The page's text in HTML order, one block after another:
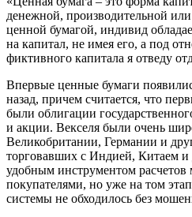
денежной, производительной
ценной бумагой, индивид
на капитал, не имея его, а под
фиктивного капитала я отведу
Впервые ценные бумаги
назад, причем считается, что
были облигации
и акции. Векселя были очень
Великобритании, Германии и
торговавших с Индией, Китаем и
удобным инструментом
покупателями, но уже на том
системы не обходилось без